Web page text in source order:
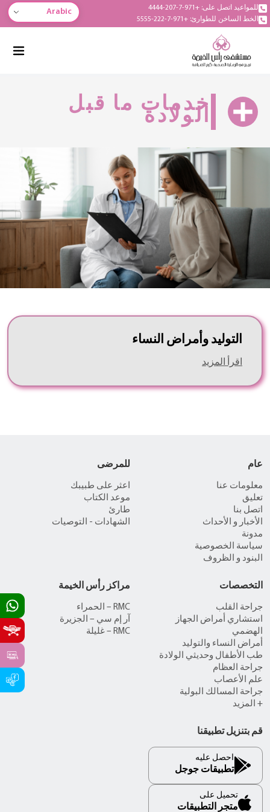
للمواعيد اتصل على: +971-7-207-4444
الخط الساخن للطوارئ: +971-7-222-5555
Arabic
خدمات ما قبل
الولادة
التوليد وأمراض النساء
اقرأ المزيد
عام
معلومات عنا
تعليق
اتصل بنا
الأخبار و الأحداث
مدونة
سياسة الخصوصية
البنود و الظروف
للمرضى
اعثر على طبيبك
موعد الكتاب
طارئ
الشهادات - التوصيات
التخصصات
جراحة القلب
استشاري أمراض الجهاز
الهضمي
أمراض النساء والتوليد
طب الأطفال وحديثي الولادة
جراحة العظام
علم الأعصاب
جراحة المسالك البولية
+ المزيد
مراكز رأس الخيمة
RMC – الحمراء
آر إم سي – الجزيرة
RMC – غليلة
قم بتنزيل تطبيقنا
احصل عليه
تطبيقات جوجل
تحميل على
متجر التطبيقات